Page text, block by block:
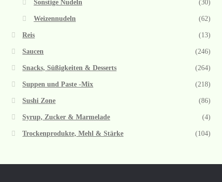
Sonstige Nudeln (30)
Weizennudeln (62)
Reis (13)
Saucen (246)
Snacks, Süßigkeiten & Desserts (264)
Suppen und Paste -Mix (218)
Sushi Zone (86)
Syrup, Zucker & Marmelade (4)
Trockenprodukte, Mehl & Stärke (104)